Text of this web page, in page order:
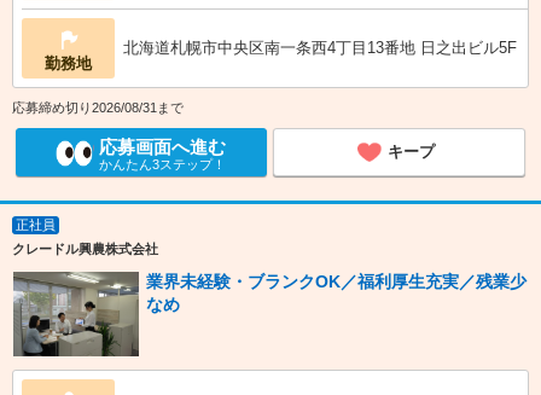
勤務地
北海道札幌市中央区南一条西4丁目13番地 日之出ビル5F
応募締め切り2026/08/31まで
応募画面へ進む
かんたん3ステップ！
キープ
正社員
クレードル興農株式会社
業界未経験・ブランクOK／福利厚生充実／残業少
なめ